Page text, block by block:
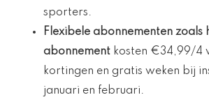
sporters.
Flexibele abonnementen zoals
abonnement kosten €34,99/4
kortingen en gratis weken bij
januari en februari.